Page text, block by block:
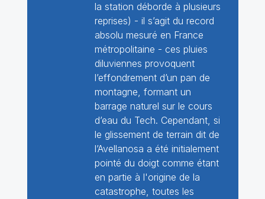
la station déborde à plusieurs
reprises) - il s’agit du record
absolu mesuré en France
métropolitaine - ces pluies
diluviennes provoquent
l’effondrement d’un pan de
montagne, formant un
barrage naturel sur le cours
d’eau du Tech. Cependant, si
le glissement de terrain dit de
l’Avellanosa a été initialement
pointé du doigt comme étant
en partie à l'origine de la
catastrophe, toutes les